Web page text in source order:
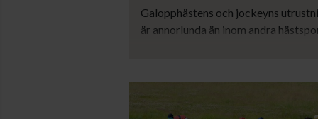
Galopphästens och jockeyns
är annorlunda än inom andra
blinkers, googles och